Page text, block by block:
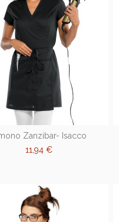
Zanzibar- Isacco
11,94 €